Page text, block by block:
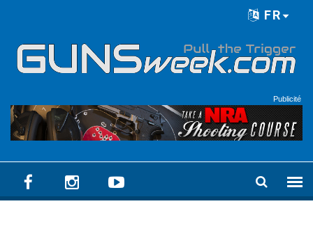
FR
Publicité